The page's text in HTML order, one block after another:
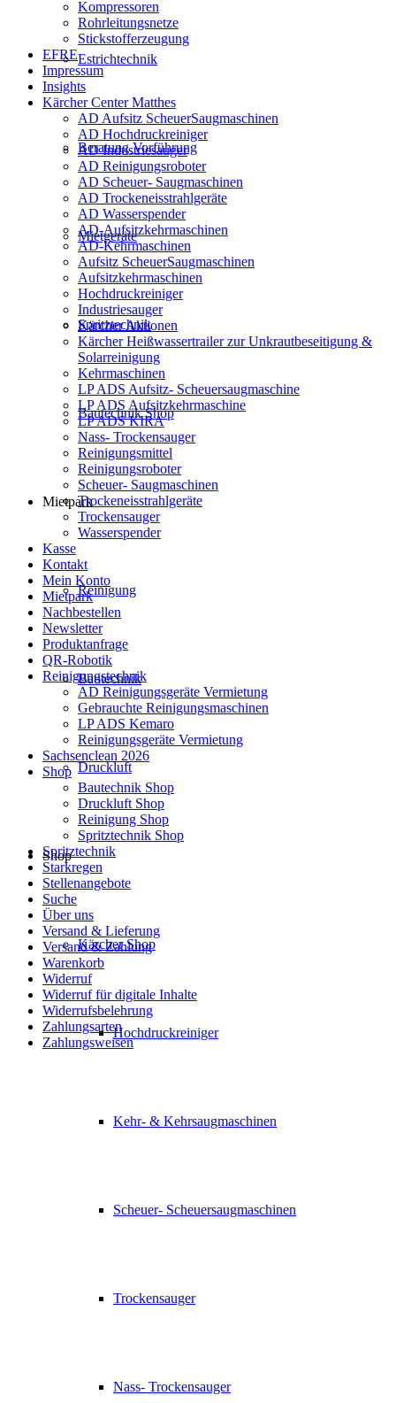
Estrichtechnik
Beratung Vorführung
Mietgeräte
Spritztechnik
Bautechnik Shop
Mietpark
Reinigung
Bautechnik
Druckluft
Shop
Kärcher Shop
Hochdruckreiniger
Kehr- & Kehrsaugmaschinen
Scheuer- Scheuersaugmaschinen
Trockensauger
Nass- Trockensauger
Kompressoren
Rohrleitungsnetze
Stickstofferzeugung
EFRE
Impressum
Insights
Kärcher Center Matthes
AD Aufsitz ScheuerSaugmaschinen
AD Hochdruckreiniger
AD Industriesauger
AD Reinigungsroboter
AD Scheuer- Saugmaschinen
AD Trockeneisstrahlgeräte
AD Wasserspender
AD-Aufsitzkehrmaschinen
AD-Kehrmaschinen
Aufsitz ScheuerSaugmaschinen
Aufsitzkehrmaschinen
Hochdruckreiniger
Industriesauger
Kärcher Aktionen
Kärcher Heißwassertrailer zur Unkrautbeseitigung &
Solarreinigung
Kehrmaschinen
LP ADS Aufsitz- Scheuersaugmaschine
LP ADS Aufsitzkehrmaschine
LP ADS KIRA
Nass- Trockensauger
Reinigungsmittel
Reinigungsroboter
Scheuer- Saugmaschinen
Trockeneisstrahlgeräte
Trockensauger
Wasserspender
Kasse
Kontakt
Mein Konto
Mietpark
Nachbestellen
Newsletter
Produktanfrage
QR-Robotik
Reinigungstechnik
AD Reinigungsgeräte Vermietung
Gebrauchte Reinigungsmaschinen
LP ADS Kemaro
Reinigungsgeräte Vermietung
Sachsenclean 2026
Shop
Bautechnik Shop
Druckluft Shop
Reinigung Shop
Spritztechnik Shop
Spritztechnik
Starkregen
Stellenangebote
Suche
Über uns
Versand & Lieferung
Versand & Zahlung
Warenkorb
Widerruf
Widerruf für digitale Inhalte
Widerrufsbelehrung
Zahlungsarten
Zahlungsweisen